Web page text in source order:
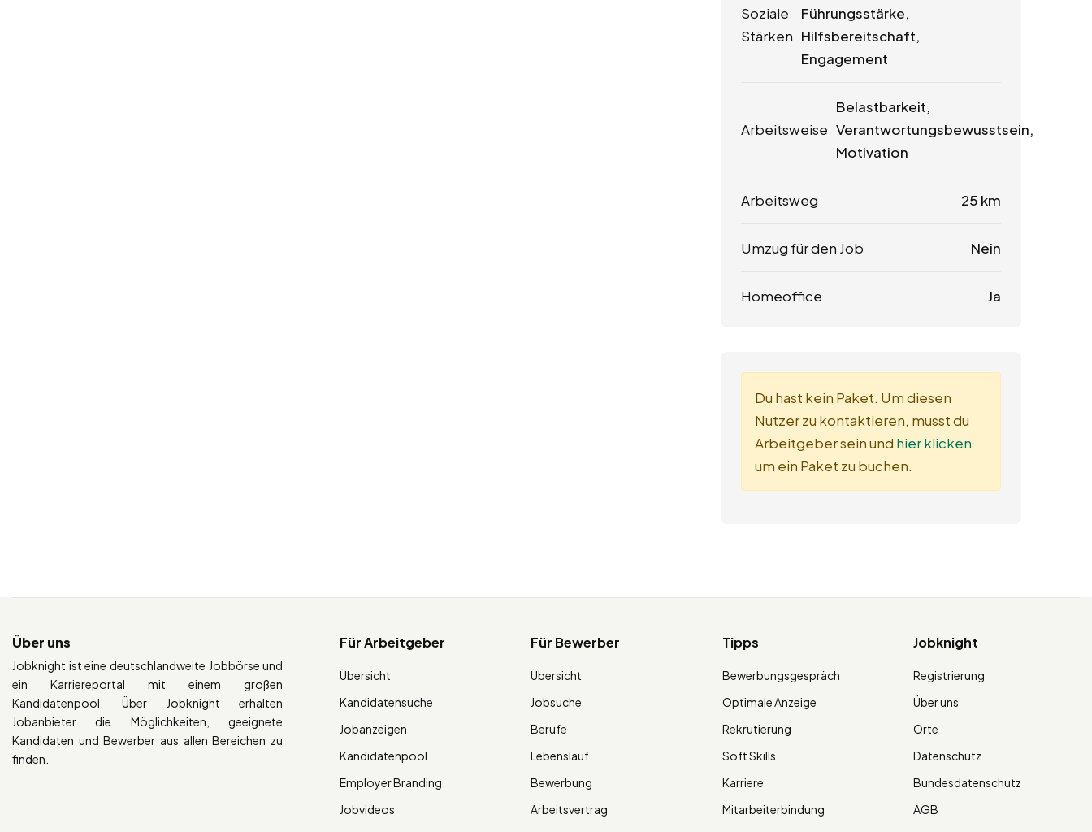
Soziale
Stärken
Führungsstärke,
Hilfsbereitschaft,
Engagement
Arbeitsweise
Belastbarkeit,
Verantwortungsbewusstsein,
Motivation
Arbeitsweg 25 km
Umzug für den Job Nein
Homeoffice Ja
Du hast kein Paket. Um diesen
Nutzer zu kontaktieren, musst du
Arbeitgeber sein und hier klicken
um ein Paket zu buchen.
Über uns
Jobknight ist eine deutschlandweite Jobbörse und
ein Karriereportal mit einem großen
Kandidatenpool. Über Jobknight erhalten
Jobanbieter die Möglichkeiten, geeignete
Kandidaten und Bewerber aus allen Bereichen zu
finden.
Für Arbeitgeber
Übersicht
Kandidatensuche
Jobanzeigen
Kandidatenpool
Employer Branding
Jobvideos
Für Bewerber
Übersicht
Jobsuche
Berufe
Lebenslauf
Bewerbung
Arbeitsvertrag
Tipps
Bewerbungsgespräch
Optimale Anzeige
Rekrutierung
Soft Skills
Karriere
Mitarbeiterbindung
Jobknight
Registrierung
Über uns
Orte
Datenschutz
Bundesdatenschutz
AGB